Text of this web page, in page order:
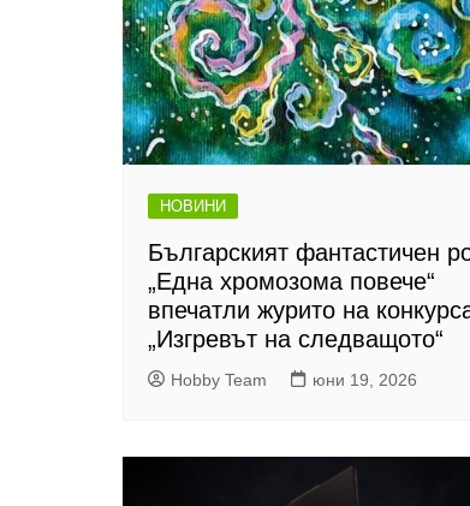
НОВИНИ
Българският фантастичен
„Една хромозома повече“
впечатли журито на
„Изгревът на следващото“
Hobby Team юни 19, 2026